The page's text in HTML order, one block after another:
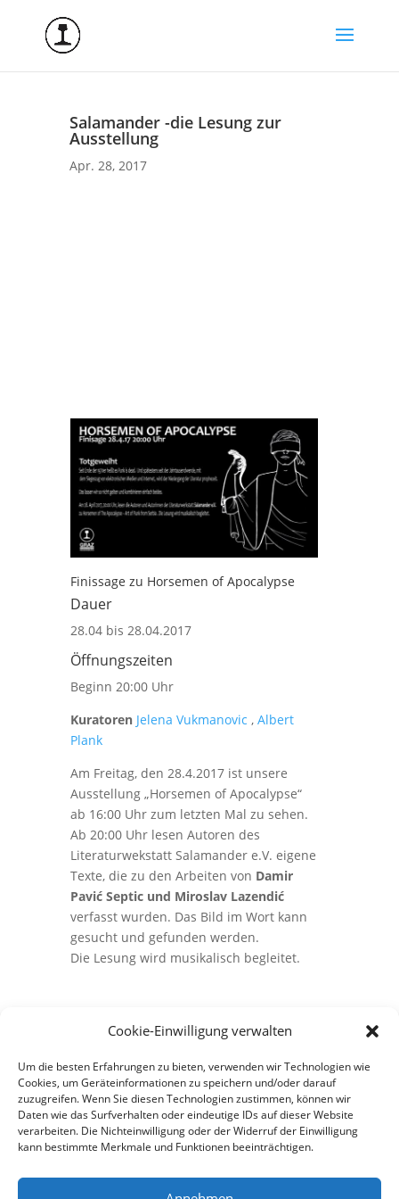
Cookie-Einwilligung verwalten
Um die besten Erfahrungen zu bieten, verwenden wir Technologien wie
Cookies, um Geräteinformationen zu speichern und/oder darauf
zuzugreifen. Wenn Sie diesen Technologien zustimmen, können wir
Daten wie das Surfverhalten oder eindeutige IDs auf dieser Website
verarbeiten. Die Nichteinwilligung oder der Widerruf der Einwilligung
kann bestimmte Merkmale und Funktionen beeinträchtigen.
Salamander -die Lesung zur
Ausstellung
Apr. 28, 2017
Finissage zu Horsemen of Apocalypse
Dauer
28.04 bis 28.04.2017
Öffnungszeiten
Beginn 20:00 Uhr
Kuratoren Jelena Vukmanovic ,Albert
Plank
Am Freitag, den 28.4.2017 ist unsere
Ausstellung „Horsemen of Apocalypse“
ab 16:00 Uhr zum letzten Mal zu sehen.
Ab 20:00 Uhr lesen Autoren des
Literaturwekstatt Salamander e.V. eigene
Texte, die zu den Arbeiten von Damir
Pavić Septic und Miroslav Lazendić
verfasst wurden. Das Bild im Wort kann
gesucht und gefunden werden.
Die Lesung wird musikalisch begleitet.
←vorig nächste→